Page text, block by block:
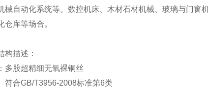
械自动化系统等。数控机床、木材石材机械、玻璃与门窗
仓库等场合。
构描述：
多股超精细无氧裸铜丝
符合GB/T3956-2008标准第6类